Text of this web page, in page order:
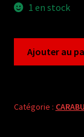
1 en stock
iwawakianus
Ajouter au
Catégorie :